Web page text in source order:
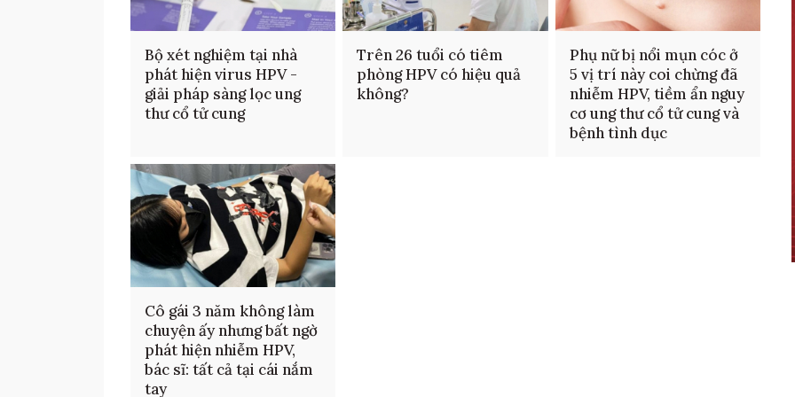
Bộ xét nghiệm tại nhà
phát hiện virus HPV -
giải pháp sàng lọc ung
thư cổ tử cung
Trên 26 tuổi có tiêm
phòng HPV có hiệu quả
không?
Phụ nữ bị nổi mụn cóc ở
5 vị trí này coi chừng đã
nhiễm HPV, tiềm ẩn nguy
cơ ung thư cổ tử cung và
bệnh tình dục
Cô gái 3 năm không làm
chuyện ấy nhưng bất ngờ
phát hiện nhiễm HPV,
bác sĩ: tất cả tại cái nắm
tay